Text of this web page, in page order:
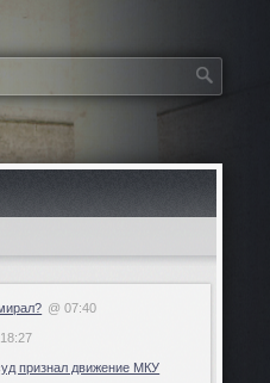
@ 07:40
признал движение МКУ